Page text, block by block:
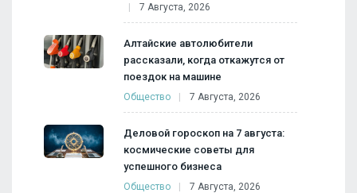
7 Августа, 2026
Алтайские автолюбители
рассказали, когда откажутся от
поездок на машине
Общество 7 Августа, 2026
Деловой гороскоп на 7 августа:
космические советы для
успешного бизнеса
Общество 7 Августа, 2026